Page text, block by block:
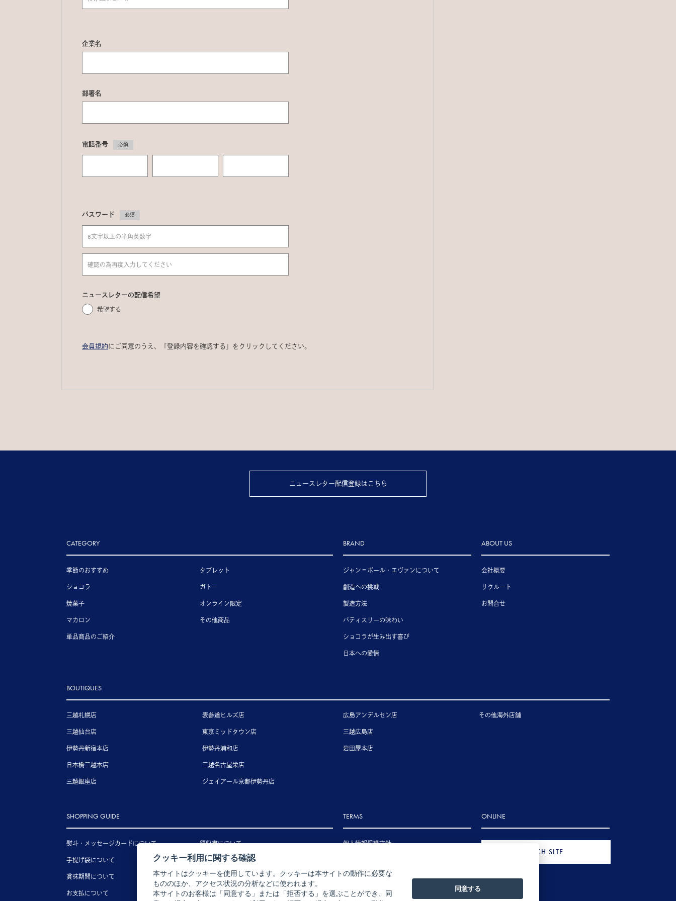
企業名
部署名
電話番号 必須
パスワード 必須
ニュースレターの配信希望
希望する
会員規約にご同意のうえ、「登録内容を確認する」をクリックしてください。
ニュースレター配信登録はこちら
CATEGORY
季節のおすすめ
ショコラ
焼菓子
マカロン
単品商品のご紹介
タブレット
ガトー
オンライン限定
その他商品
BRAND
ジャン＝ポール・エヴァンについて
創造への挑戦
製造方法
パティスリーの味わい
ショコラが生み出す喜び
日本への愛情
ABOUT US
会社概要
リクルート
お問合せ
BOUTIQUES
三越札幌店
三越仙台店
伊勢丹新宿本店
日本橋三越本店
三越銀座店
表参道ヒルズ店
東京ミッドタウン店
伊勢丹浦和店
三越名古屋栄店
ジェイアール京都伊勢丹店
広島アンデルセン店
三越広島店
岩田屋本店
その他海外店舗
SHOPPING GUIDE
熨斗・メッセージカードについて
手提げ袋について
賞味期間について
お支払について
領収書について
送料について
配送について
キャンセル・返品・交換について
TERMS
個人情報保護方針
ONLINE
FRENCH SITE
クッキー利用に関する確認
本サイトはクッキーを使用しています。クッキーは本サイトの動作に必要な
もののほか、アクセス状況の分析などに使われます。
本サイトのお客様は「同意する」または「拒否する」を選ぶことができ、同
同意する